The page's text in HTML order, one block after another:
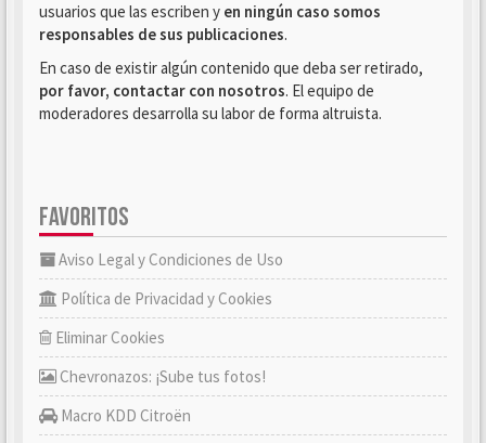
usuarios que las escriben y en ningún caso somos
responsables de sus publicaciones.
En caso de existir algún contenido que deba ser retirado,
por favor, contactar con nosotros. El equipo de
moderadores desarrolla su labor de forma altruista.
FAVORITOS
Aviso Legal y Condiciones de Uso
Política de Privacidad y Cookies
Eliminar Cookies
Chevronazos: ¡Sube tus fotos!
Macro KDD Citroën